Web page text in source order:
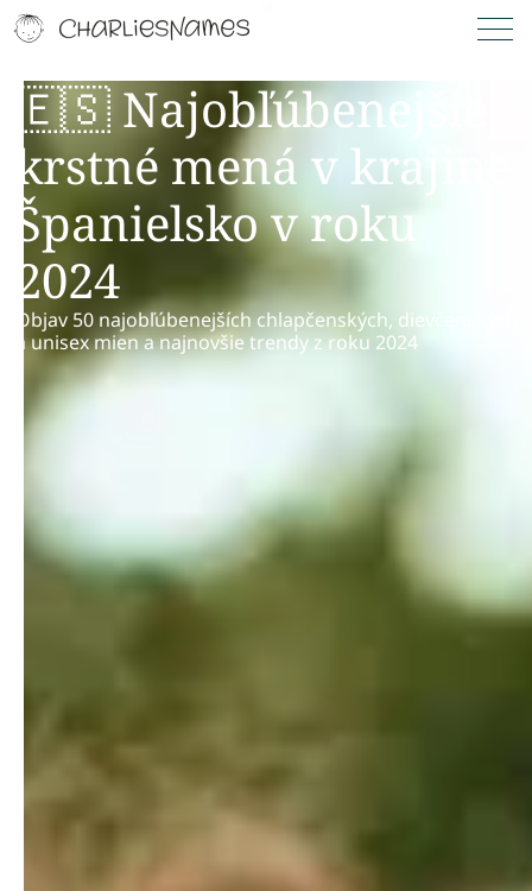
🇪🇸 Najobľúbenejšie
krstné mená v krajine
Španielsko v roku
2024
Objav 50 najobľúbenejších chlapčenských, dievčenských
a unisex mien a najnovšie trendy z roku 2024